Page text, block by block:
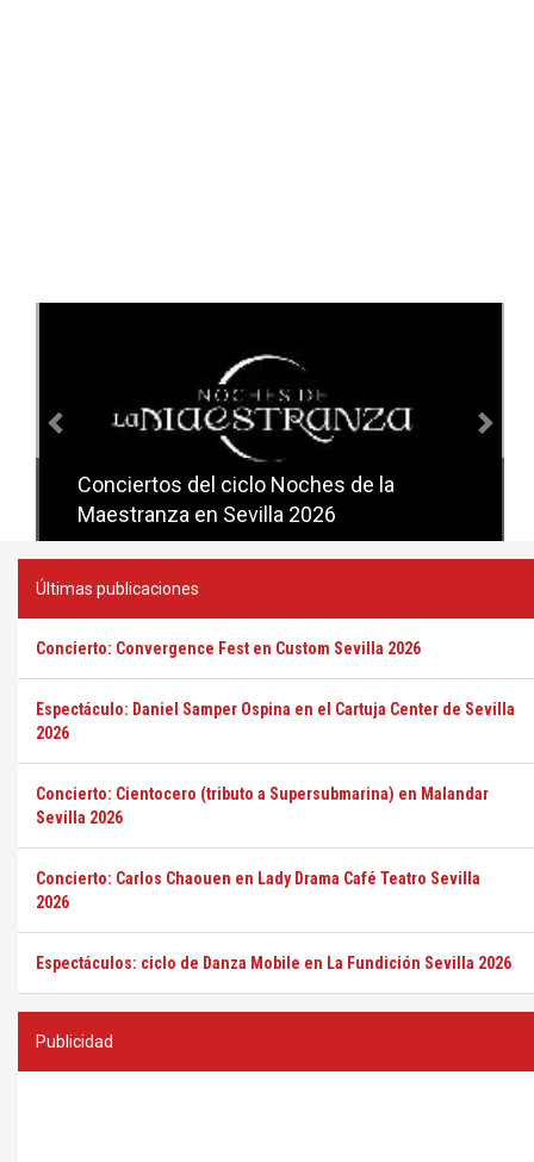
Conciertos del ciclo Noches de la
Maestranza en Sevilla 2026
Conciertos del ciclo Candlelight en
Sevilla
Últimas publicaciones
Concierto: Convergence Fest en Custom Sevilla 2026
Espectáculo: Daniel Samper Ospina en el Cartuja Center de Sevilla
2026
Concierto: Cientocero (tributo a Supersubmarina) en Malandar
Sevilla 2026
Concierto: Carlos Chaouen en Lady Drama Café Teatro Sevilla
2026
Espectáculos: ciclo de Danza Mobile en La Fundición Sevilla 2026
Publicidad